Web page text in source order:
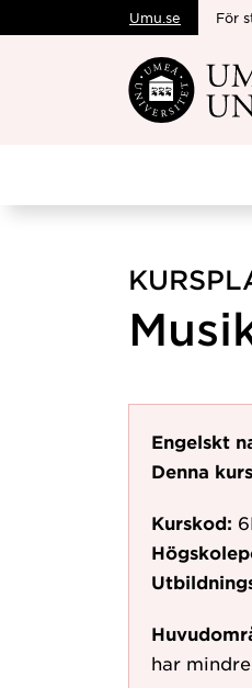
Hoppa
Umu.se För
Engelskt
Denna
Kurskod:
har